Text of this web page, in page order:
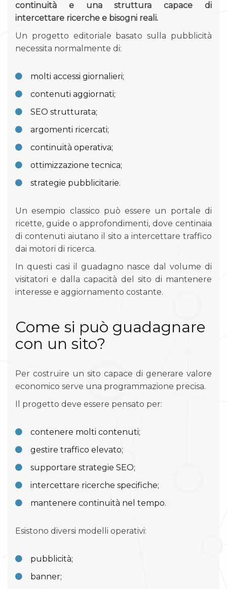
continuità e una struttura capace di
intercettare ricerche e bisogni reali.
Un progetto editoriale basato sulla pubblicità
necessita normalmente di:
molti accessi giornalieri;
contenuti aggiornati;
SEO strutturata;
argomenti ricercati;
continuità operativa;
ottimizzazione tecnica;
strategie pubblicitarie.
Un esempio classico può essere un portale di
ricette, guide o approfondimenti, dove centinaia
di contenuti aiutano il sito a intercettare traffico
dai motori di ricerca.
In questi casi il guadagno nasce dal volume di
visitatori e dalla capacità del sito di mantenere
interesse e aggiornamento costante.
Come si può guadagnare
con un sito?
Per costruire un sito capace di generare valore
economico serve una programmazione precisa.
Il progetto deve essere pensato per:
contenere molti contenuti;
gestire traffico elevato;
supportare strategie SEO;
intercettare ricerche specifiche;
mantenere continuità nel tempo.
Esistono diversi modelli operativi:
pubblicità;
banner;